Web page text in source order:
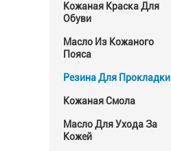
Кожаная Краска Для
Обуви
Масло Из Кожаного
Пояса
Резина Для Прокладки
Кожаная Смола
Масло Для Ухода За
Кожей